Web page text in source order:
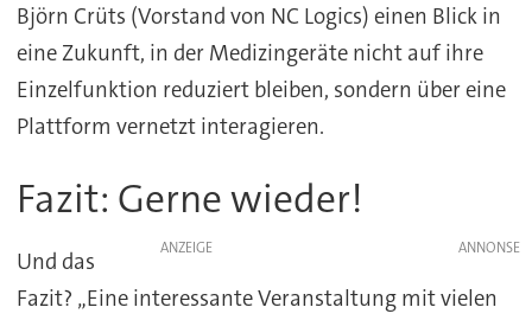
Björn Crüts (Vorstand von NC Logics) einen Blick in
eine Zukunft, in der Medizingeräte nicht auf ihre
Einzelfunktion reduziert bleiben, sondern über eine
Plattform vernetzt interagieren.
Fazit: Gerne wieder!
ANZEIGE
Und das
Fazit? „Eine interessante Veranstaltung mit vielen